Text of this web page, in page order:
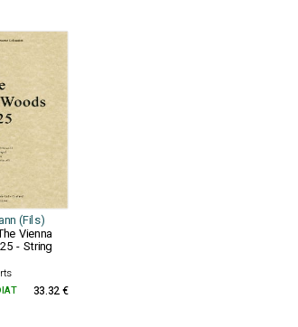
(Fils)
Vienna
- String
33.32 €